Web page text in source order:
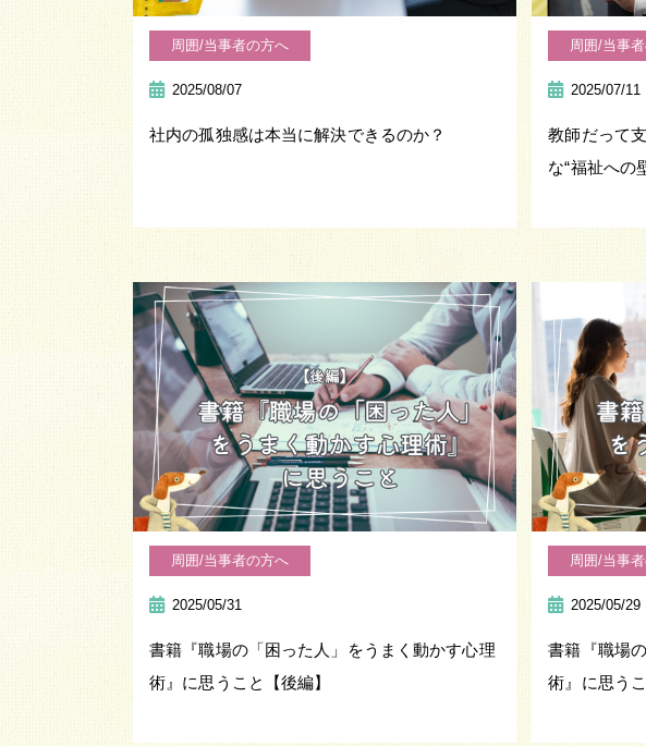
周囲/当事者の方へ
2025/08/07
社内の孤独感は本当に解決できるのか？
周囲/当事
2025/07/11
教師だって
な“福祉への
周囲/当事者の方へ
2025/05/31
書籍『職場の「困った人」をうまく動かす心理
術』に思うこと【後編】
周囲/当事
2025/05/29
書籍『職場
術』に思う